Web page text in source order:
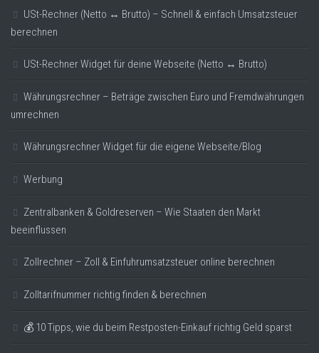
USt-Rechner (Netto ↔ Brutto) – Schnell & einfach Umsatzsteuer
berechnen
USt-Rechner Widget für deine Webseite (Netto ↔ Brutto)
Währungsrechner – Beträge zwischen Euro und Fremdwährungen
umrechnen
Währungsrechner Widget für die eigene Webseite/Blog
Werbung
Zentralbanken & Goldreserven – Wie Staaten den Markt
beeinflussen
Zollrechner – Zoll & Einfuhrumsatzsteuer online berechnen
Zolltarifnummer richtig finden & berechnen
💰 10 Tipps, wie du beim Restposten-Einkauf richtig Geld sparst